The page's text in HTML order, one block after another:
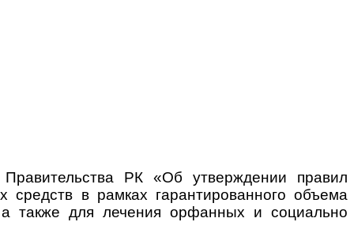
Правительства РК «Об утверждении правил
в рамках гарантированного объема
а также для лечения орфанных и социально